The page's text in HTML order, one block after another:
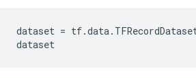
dataset = tf.data.
dataset